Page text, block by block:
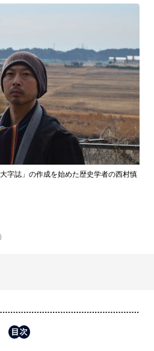
字誌」の作成を始めた歴史学者の西村慎